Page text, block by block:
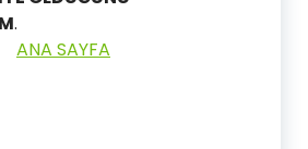
.
ANA SAYFA